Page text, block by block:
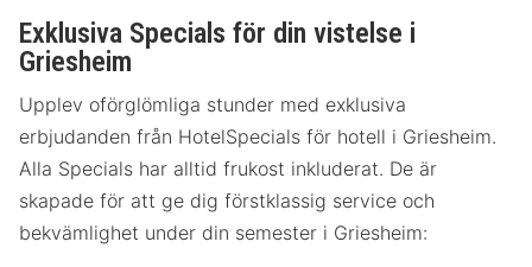
Exklusiva Specials för din vistelse i
Griesheim
Upplev oförglömliga stunder med exklusiva
erbjudanden från HotelSpecials för hotell i Griesheim.
Alla Specials har alltid frukost inkluderat. De är
skapade för att ge dig förstklassig service och
bekvämlighet under din semester i Griesheim: